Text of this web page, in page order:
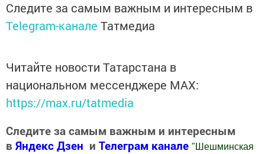
Следите за самым важным и интересным в
Telegram-канале Татмедиа
Читайте новости Татарстана в
национальном мессенджере MАХ:
https://max.ru/tatmedia
Следите за самым важным и интересным
в Яндекс Дзен и Телеграм канале "Шешминская